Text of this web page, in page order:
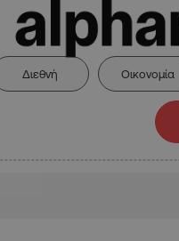
Διεθνή Οικονομία